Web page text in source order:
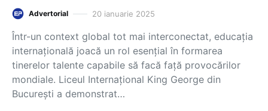
Advertorial 20 ianuarie 2025
Într-un context global tot mai interconectat, educația
internațională joacă un rol esențial în formarea
tinerelor talente capabile să facă față provocărilor
mondiale. Liceul Internațional King George din
București a demonstrat…